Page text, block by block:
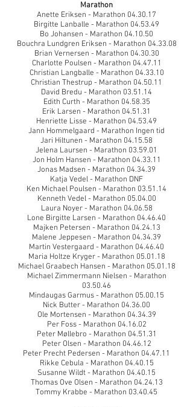
Marathon
Anette Eriksen - Marathon 04.30.17
Birgitte Lanballe - Marathon 04.53.49
Bo Johansen - Marathon 04.10.50
Bouchra Lundgren Eriksen - Marathon 04.33.08
Brian Vernersen - Marathon 04.30.30
Charlotte Poulsen - Marathon 04.47.11
Christian Langballe - Marathon 04.33.10
Christian Thestrup - Marathon 04.50.11
David Bredu - Marathon 03.51.14
Edith Curth - Marathon 04.58.35
Erik Larsen - Marathon 04.51.31
Henriette Lisse - Marathon 04.53.49
Jann Hommelgaard - Marathon Ingen tid
Jari Hiltunen - Marathon 04.15.58
Jelena Laursen - Marathon 03.59.01
Jon Holm Hansen - Marathon 04.33.11
Jonas Madsen - Marathon 04.34.39
Katja Vedel - Marathon DNF
Ken Michael Poulsen - Marathon 03.51.14
Kenneth Vedel - Marathon 05.04.00
Laura Noyer - Marathon 04.06.58
Lone Birgitte Larsen - Marathon 04.46.40
Majken Petersen - Marathon 04.24.13
Malene Jeppesen - Marathon 04.34.39
Martin Vestergaard - Marathon 04.46.40
Maria Holtze Kryger - Marathon 05.01.18
Michael Graabech Hansen - Marathon 05.01.18
Michael Zimmermann Nielsen - Marathon
03.50.46
Mindaugas Garmus - Marathon 05.00.15
Nick Butter - Marathon 04.36.00
Ole Mortensen - Marathon 04.34.39
Per Foss - Marathon 04.16.02
Peter Møllebro - Marathon 04.51.31
Peter Olsen - Marathon 04.46.12
Peter Precht Pedersen - Marathon 04.47.11
Rikke Cebula - Marathon 04.40.15
Susanne Wildt - Marathon 04.40.15
Thomas Ove Olsen - Marathon 04.24.13
Tommy Krabbe - Marathon 03.40.45